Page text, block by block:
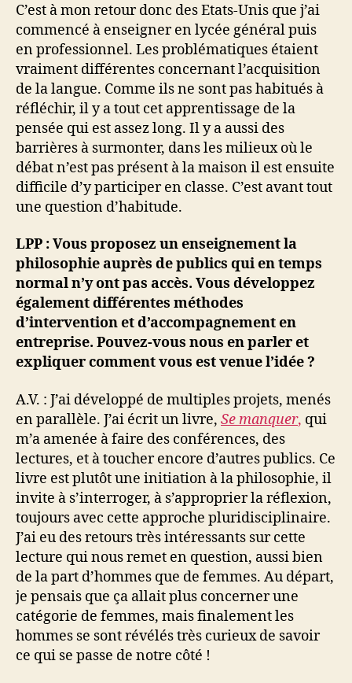
C’est à mon retour donc des Etats-Unis que j’ai
commencé à enseigner en lycée général puis
en professionnel. Les problématiques étaient
vraiment différentes concernant l’acquisition
de la langue. Comme ils ne sont pas habitués à
réfléchir, il y a tout cet apprentissage de la
pensée qui est assez long. Il y a aussi des
barrières à surmonter, dans les milieux où le
débat n’est pas présent à la maison il est ensuite
difficile d’y participer en classe. C’est avant tout
une question d’habitude.
LPP : Vous proposez un enseignement la
philosophie auprès de publics qui en temps
normal n’y ont pas accès. Vous développez
également différentes méthodes
d’intervention et d’accompagnement en
entreprise. Pouvez-vous nous en parler et
expliquer comment vous est venue l’idée ?
A.V. : J’ai développé de multiples projets, menés
en parallèle. J’ai écrit un livre, Se manquer, qui
m’a amenée à faire des conférences, des
lectures, et à toucher encore d’autres publics. Ce
livre est plutôt une initiation à la philosophie, il
invite à s’interroger, à s’approprier la réflexion,
toujours avec cette approche pluridisciplinaire.
J’ai eu des retours très intéressants sur cette
lecture qui nous remet en question, aussi bien
de la part d’hommes que de femmes. Au départ,
je pensais que ça allait plus concerner une
catégorie de femmes, mais finalement les
hommes se sont révélés très curieux de savoir
ce qui se passe de notre côté !